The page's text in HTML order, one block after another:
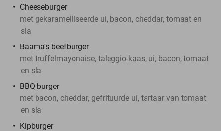
Cheeseburger
met gekaramelliseerde ui, bacon, cheddar, tomaat en
sla
Baama's beefburger
met truffelmayonaise, taleggio-kaas, ui, bacon, tomaat
en sla
BBQ-burger
met bacon, cheddar, gefrituurde ui, tartaar van tomaat
en sla
Kipburger